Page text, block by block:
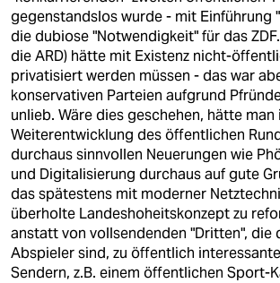
gegenstandslos wurde - mit Einführung
die dubiose "Notwendigkeit" für das
die ARD) hätte mit Existenz nicht-
privatisiert werden müssen - das war
konservativen Parteien aufgrund
unlieb. Wäre dies geschehen, hätte
Weiterentwicklung des öffentlichen
durchaus sinnvollen Neuerungen wie
und Digitalisierung durchaus auf gute
das spätestens mit moderner
überholte Landeshoheitskonzept zu
anstatt von vollsendenden "Dritten", die
Abspieler sind, zu öffentlich
Sendern, z.B. einem öffentlichen Sport-